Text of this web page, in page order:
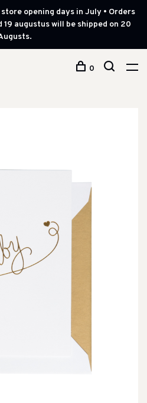
opening days in July • Orders
augustus will be shipped on 20
0